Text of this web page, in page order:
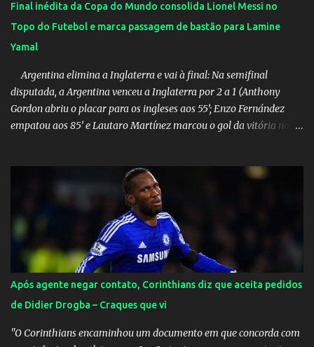
Final inédita da Copa do Mundo consolida Lionel Messi no
Topo do Futebol e marca passagem de bastão para Lamine
Yamal
Argentina elimina a Inglaterra e vai à final: Na semifinal
disputada, a Argentina venceu a Inglaterra por 2 a 1 (Anthony
Gordon abriu o placar para os ingleses aos 55’; Enzo Fernández
empatou aos 85’ e Lautaro Martínez marcou o gol da vitória nos
Inglaterra durante o jogo.
Após agente negar contato, Corinthians diz que aceita pedidos
de Didier Drogba – Craques que vi
"O Corinthians encaminhou um documento em que concorda com